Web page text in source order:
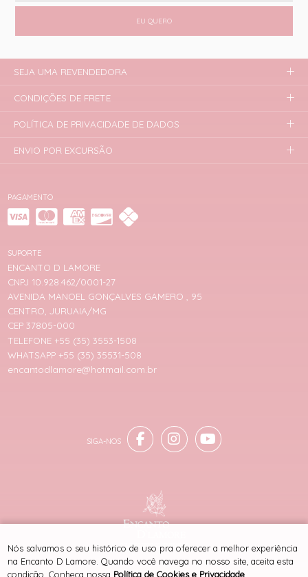
EU QUERO
PAGAMENTO
SUPORTE
ENCANTO D LAMORE
CNPJ 10.928.462/0001-27
AVENIDA MANOEL GONÇALVES GAMERO , 95
CENTRO, JURUAIA/MG
CEP 37805-000
TELEFONE +55 (35) 3553-1508
WHATSAPP +55 (35) 35531-508
encantodlamore@hotmail.com.br
SEJA UMA REVENDEDORA
CONDIÇÕES DE FRETE
POLÍTICA DE PRIVACIDADE DE DADOS
ENVIO POR EXCURSÃO
® TODOS DIREITOS RESERVADOS
Nós salvamos o seu histórico de uso pra oferecer a melhor experiência
na Encanto D Lamore. Quando você navega no nosso site, aceita esta
condição. Conheça nossa Política de Cookies e Privacidade